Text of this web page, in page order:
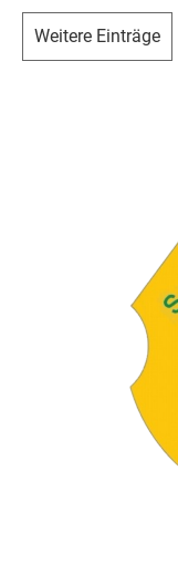
Weitere Einträge